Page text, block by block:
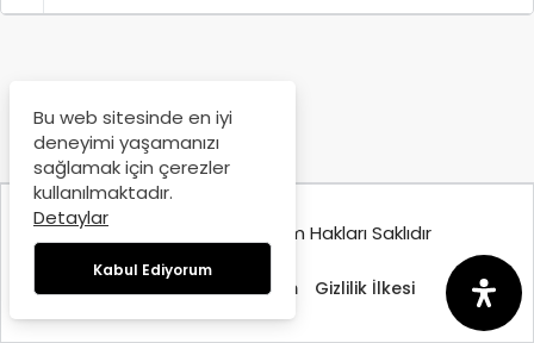
© Copyright 2025, Tüm Hakları Saklıdır
Hakkımızda İletişim Gizlilik İlkesi
Bu web sitesinde en iyi
deneyimi yaşamanızı
sağlamak için çerezler
kullanılmaktadır.
Detaylar
Kabul Ediyorum